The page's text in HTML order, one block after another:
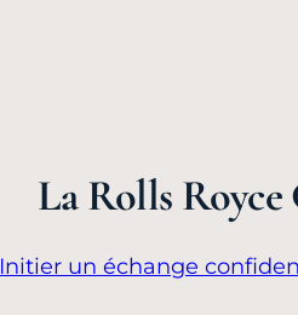
La Rolls Royce
Initier un échange